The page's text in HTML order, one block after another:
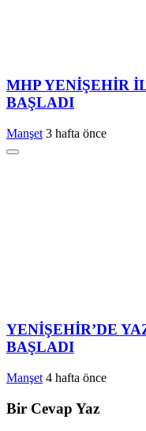
MHP YENİŞEHİR
BAŞLADI
Manşet 3 hafta önce
YENİŞEHİR’DE
BAŞLADI
Manşet 4 hafta önce
Bir Cevap Yaz